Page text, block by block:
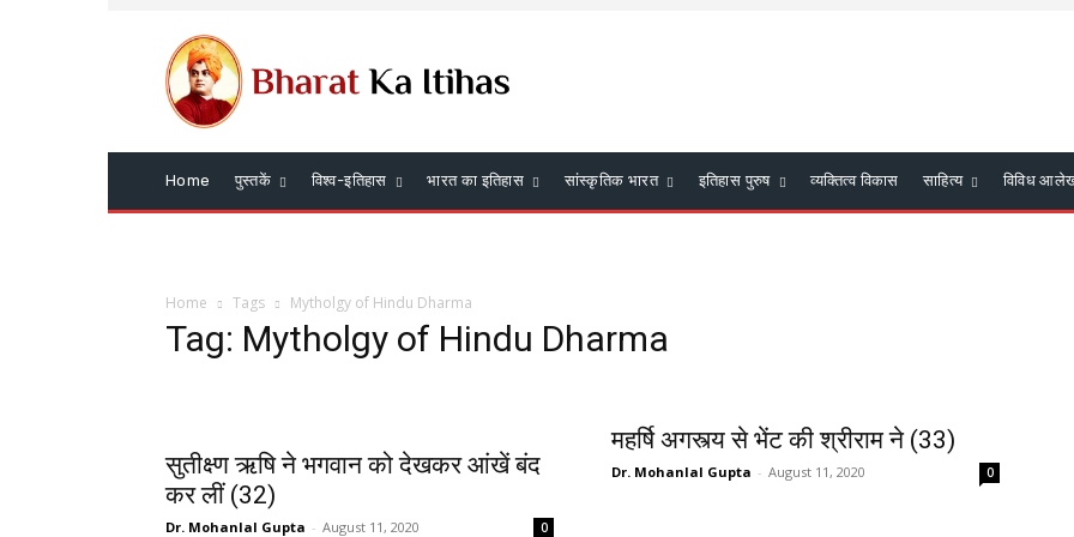
Home पुस्तकें विश्व-इतिहास भारत का इतिहास सांस्कृतिक भारत इतिहास पुरुष व्यक्तित्व विकास साहित्य विविध
Home Tags Mytholgy of Hindu Dharma
Tag: Mytholgy of Hindu Dharma
सुतीक्ष्ण ऋषि ने भगवान को देखकर आंखें बंद
कर लीं (32)
Dr. Mohanlal Gupta - August 11, 2020 0
महर्षि अगस्त्य से भेंट की श्रीराम ने (33)
Dr. Mohanlal Gupta - August 11, 2020 0